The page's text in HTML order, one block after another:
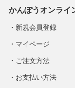
かんぽうオンライ
新規会員登録
マイページ
ご注文方法
お支払い方法